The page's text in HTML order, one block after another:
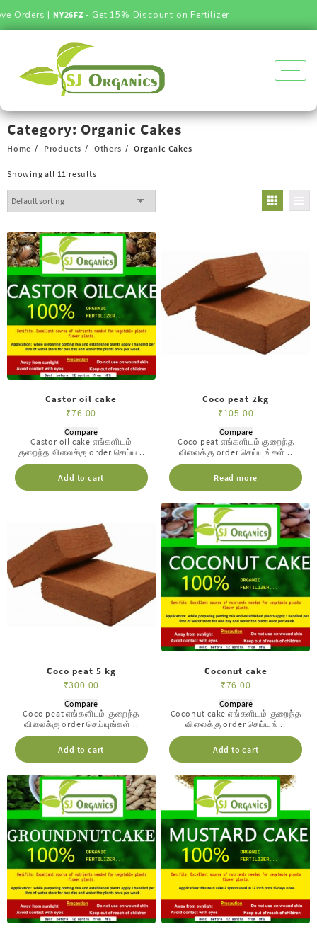
|NY26FZ- Get 15% Discount on Fertilizer
Category: Organic Cakes
Home Products Others Organic Cakes
Showing all 11 results
Castor oil cake
₹76.00
Castor oil cake எங்களிடம்
குறைந்த விலைக்கு order செய்ய ..
Add to cart
Compare
Coco peat 2kg
₹ 105.00
Coco peat எங்களிடம் குறைந்த
விலைக்கு order செய்யுங்கள் ..
Read more
Compare
Coco peat 5 kg
₹300.00
Coco peat எங்களிடம் குறைந்த
விலைக்கு order செய்யுங்கள் ..
Add to cart
Compare
Coconut cake
₹76.00
Coconut cake எங்களிடம் குறைந்த
விலைக்கு order செய்யுங் ..
Add to cart
Compare